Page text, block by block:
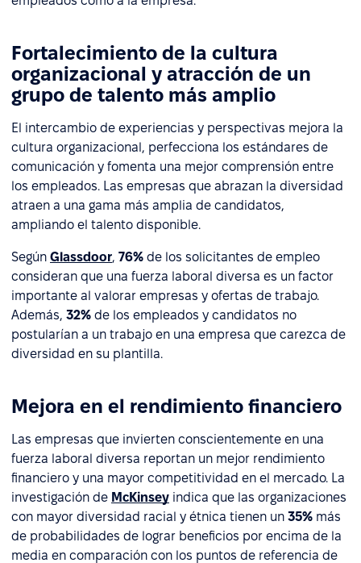
Fortalecimiento de la cultura
organizacional y atracción de un
grupo de talento más amplio
El intercambio de experiencias y perspectivas mejora la
cultura organizacional, perfecciona los estándares de
comunicación y fomenta una mejor comprensión entre
los empleados. Las empresas que abrazan la diversidad
atraen a una gama más amplia de candidatos,
ampliando el talento disponible.
Según Glassdoor, 76% de los solicitantes de empleo
consideran que una fuerza laboral diversa es un factor
importante al valorar empresas y ofertas de trabajo.
Además, 32% de los empleados y candidatos no
postularían a un trabajo en una empresa que carezca de
diversidad en su plantilla.
Mejora en el rendimiento financiero
Las empresas que invierten conscientemente en una
fuerza laboral diversa reportan un mejor rendimiento
financiero y una mayor competitividad en el mercado. La
investigación de McKinsey indica que las organizaciones
con mayor diversidad racial y étnica tienen un 35% más
de probabilidades de lograr beneficios por encima de la
media en comparación con los puntos de referencia de